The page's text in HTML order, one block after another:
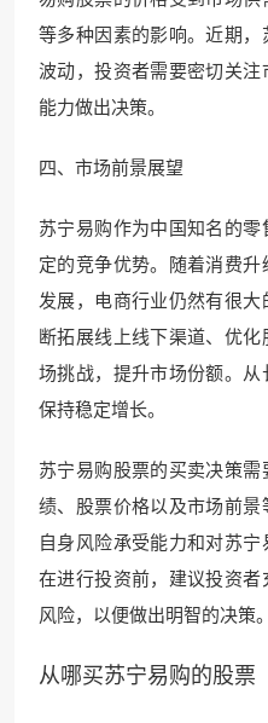
等多种因素的影响。近期
波动，投资者需要密切关
能力做出决策。
四、市场前景展望
苏宁易购作为中国知名的
定的竞争优势。随着消费
发展，电商行业仍然有很
断拓展线上线下渠道、优
场挑战，提升市场份额。
保持稳定增长。
苏宁易购股票的买卖决策
绩、股票价格以及市场前
自身风险承受能力和对苏宁
在进行投资前，建议投资
风险，以便做出明智的决策。
从哪买苏宁易购的股票